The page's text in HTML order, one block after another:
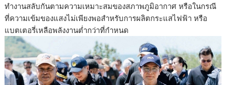
ทำงานสลับกันตามความเหมาะสมของสภาพภูมิอากาศ หรือในกรณี
ที่ความเข้มของแสงไม่เพียงพอสำหรับการผลิตกระแสไฟฟ้า หรือ
แบตเตอรี่เหลือพลังงานต่ำกว่าที่กำหนด